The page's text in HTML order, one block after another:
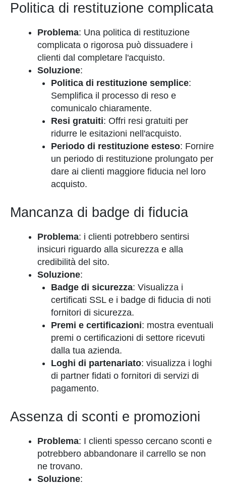
Politica di restituzione complicata
Problema: Una politica di restituzione
complicata o rigorosa può dissuadere i
clienti dal completare l'acquisto.
Soluzione:
Politica di restituzione semplice:
Semplifica il processo di reso e
comunicalo chiaramente.
Resi gratuiti: Offri resi gratuiti per
ridurre le esitazioni nell'acquisto.
Periodo di restituzione esteso: Fornire
un periodo di restituzione prolungato per
dare ai clienti maggiore fiducia nel loro
acquisto.
Mancanza di badge di fiducia
Problema: i clienti potrebbero sentirsi
insicuri riguardo alla sicurezza e alla
credibilità del sito.
Soluzione:
Badge di sicurezza: Visualizza i
certificati SSL e i badge di fiducia di noti
fornitori di sicurezza.
Premi e certificazioni: mostra eventuali
premi o certificazioni di settore ricevuti
dalla tua azienda.
Loghi di partenariato: visualizza i loghi
di partner fidati o fornitori di servizi di
pagamento.
Assenza di sconti e promozioni
Problema: I clienti spesso cercano sconti e
potrebbero abbandonare il carrello se non
ne trovano.
Soluzione: